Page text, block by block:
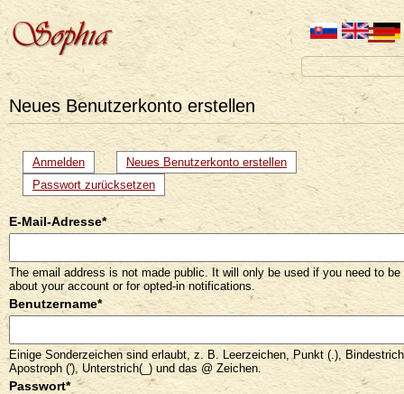
Neues Benutzerkonto erstellen
Primäre
Reiter
Anmelden Neues Benutzerkonto erstellen (aktiver
Reiter)
Passwort zurücksetzen
E-Mail-Adresse*
The email address is not made public. It will only be used if you need to be
about your account or for opted-in notifications.
Benutzername*
Einige Sonderzeichen sind erlaubt, z. B. Leerzeichen, Punkt (.),
Apostroph ('), Unterstrich(_) und das @ Zeichen.
Passwort*